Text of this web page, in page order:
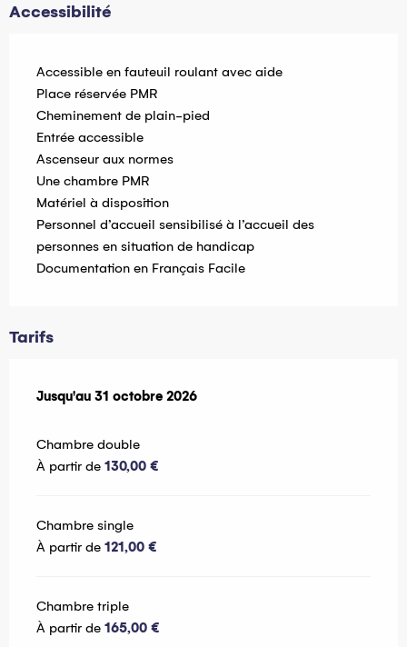
Accessibilité
Accessible en fauteuil roulant avec aide
Place réservée PMR
Cheminement de plain-pied
Entrée accessible
Ascenseur aux normes
Une chambre PMR
Matériel à disposition
Personnel d’accueil sensibilisé à l’accueil des
personnes en situation de handicap
Documentation en Français Facile
Tarifs
Du24 avril 2026au31 octobre 2026
Jusqu'au 31 octobre 2026
Chambre double
À partir de 130,00 €
Chambre single
À partir de 121,00 €
Chambre triple
À partir de 165,00 €